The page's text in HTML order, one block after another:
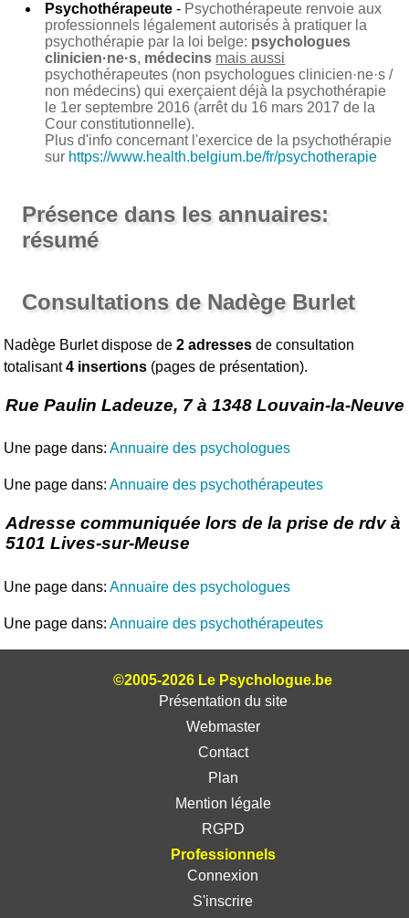
Psychothérapeute - Psychothérapeute renvoie aux
professionnels légalement autorisés à pratiquer la
psychothérapie par la loi belge: psychologues
clinicien·ne·s, médecins mais aussi
psychothérapeutes (non psychologues clinicien·ne·s /
non médecins) qui exerçaient déjà la psychothérapie
le 1er septembre 2016 (arrêt du 16 mars 2017 de la
Cour constitutionnelle).
Plus d'info concernant l'exercice de la psychothérapie
sur https://www.health.belgium.be/fr/psychotherapie
Présence dans les annuaires:
résumé
Consultations de Nadège Burlet
Nadège Burlet dispose de2 adresses de consultation
totalisant4 insertions (pages de présentation).
Rue Paulin Ladeuze, 7 à 1348 Louvain-la-Neuve
Une page dans:Annuaire des psychologues
Une page dans:Annuaire des psychothérapeutes
Adresse communiquée lors de la prise de rdv à
5101 Lives-sur-Meuse
Une page dans:Annuaire des psychologues
Une page dans:Annuaire des psychothérapeutes
©2005-2026 Le Psychologue.be
Présentation du site
Webmaster
Contact
Plan
Mention légale
RGPD
Professionnels
Connexion
S'inscrire